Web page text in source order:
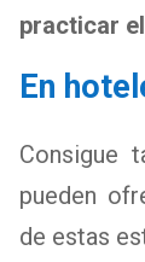
practicar
En
Consigue
pueden
de estas